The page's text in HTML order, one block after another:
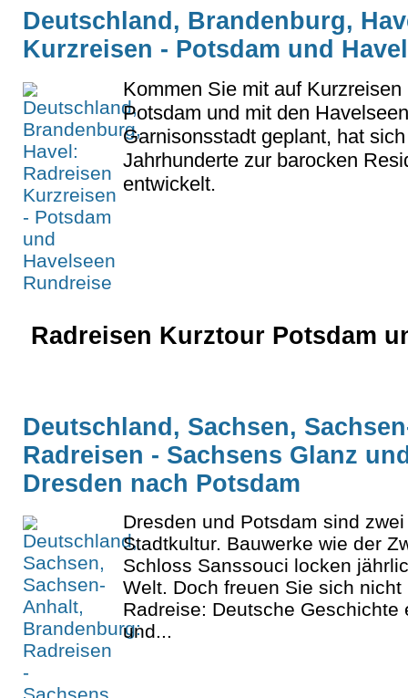
Deutschland, Brandenburg,
Kurzreisen - Potsdam und
Kommen Sie mit auf
Potsdam und mit den
Garnisonsstadt geplant, hat
Jahrhunderte zur barocken
entwickelt.
Radreisen Kurztour Potsdam
Deutschland, Sachsen,
Radreisen - Sachsens Glanz
Dresden nach Potsdam
Dresden und Potsdam sind
Stadtkultur. Bauwerke wie der
Schloss Sanssouci locken
Welt. Doch freuen Sie sich
Radreise: Deutsche
und...